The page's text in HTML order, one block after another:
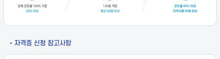
• 자격증 신청 참고사항